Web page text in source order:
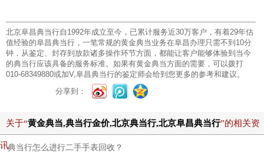
北京阜昌典当行自1992年成立至今，已累计服务近30万客户，有着29年估
值经验的阜昌典当行，一笔常规的黄金典当业务在阜昌办理只需不到10分
钟，从鉴定、封存到放款诸多操作环节方面，都能让客户能够体验到当今
的典当行应该具备的服务标准。如果有黄金典当方面的需要，可以拨打
010-68349880或加V,阜昌典当行的鉴定师会给到您更多的参考和建议。
分享到：
关于“黄金典当,典当行金价,北京典当行,北京阜昌典当行”的相关资
讯典当行怎么进行二手手表回收？